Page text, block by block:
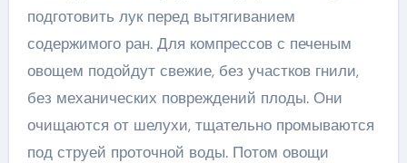
подготовить лук перед вытягиванием
содержимого ран. Для компрессов с печеным
овощем подойдут свежие, без участков гнили,
без механических повреждений плоды. Они
очищаются от шелухи, тщательно промываются
под струей проточной воды. Потом овощи